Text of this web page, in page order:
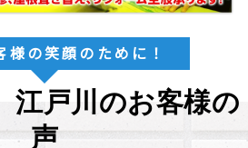
様の笑顔のために！
江戸川のお客様の
声